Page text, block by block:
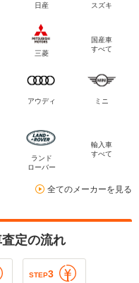
日産 スズキ
三菱
国産車
すべて
アウディ ミニ
ランド
ローバー
輸入車
すべて
全てのメーカーを見る
定の流れ
STEP3